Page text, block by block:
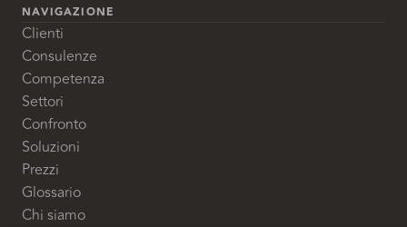
NAVIGAZIONE
Clienti
Consulenze
Competenza
Settori
Confronto
Soluzioni
Prezzi
Glossario
Chi siamo